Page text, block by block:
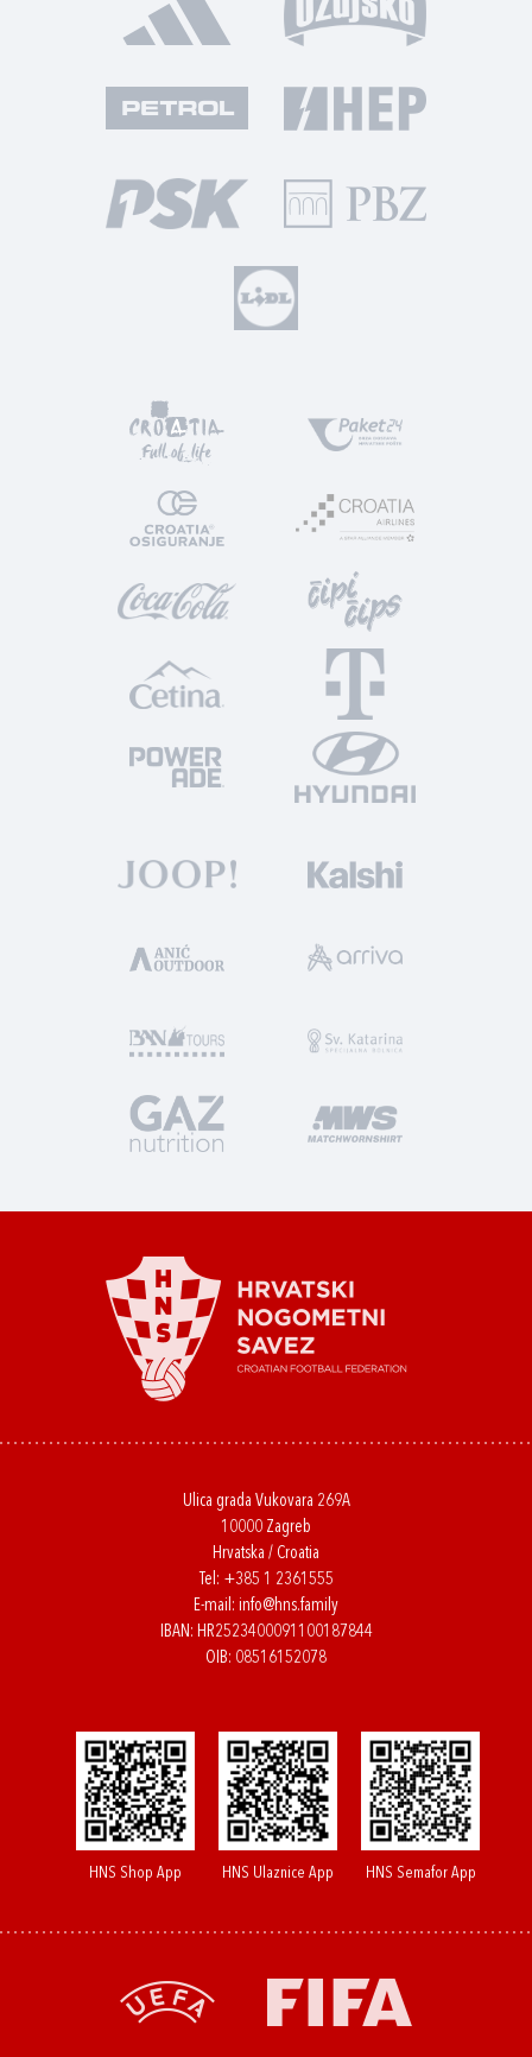
Ulica grada Vukovara 269A
10000 Zagreb
Hrvatska / Croatia
Tel: +385 1 2361555
E-mail: info@hns.family
IBAN: HR2523400091100187844
OIB: 08516152078
HNS Shop App HNS Ulaznice App HNS Semafor App